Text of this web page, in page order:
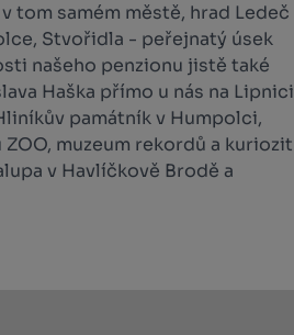
tom samém městě, hrad Ledeč
Stvořidla - peřejnatý úsek
našeho penzionu jistě také
Haška přímo u nás na Lipnici
památník v Humpolci,
muzeum rekordů a kuriozit
v Havlíčkově Brodě a